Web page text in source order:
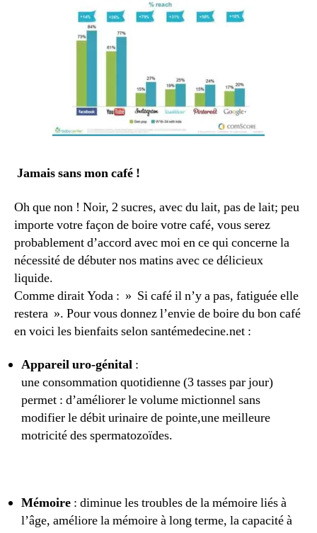
Jamais sans mon café !
Oh que non ! Noir, 2 sucres, avec du lait, pas de lait; peu
importe votre façon de boire votre café, vous serez
probablement d’accord avec moi en ce qui concerne la
nécessité de débuter nos matins avec ce délicieux
liquide.
Comme dirait Yoda : » Si café il n’y a pas, fatiguée elle
restera ». Pour vous donnez l’envie de boire du bon café
en voici les bienfaits selon santémedecine.net :
Appareil uro-génital :
une consommation quotidienne (3 tasses par jour)
permet : d’améliorer le volume mictionnel sans
modifier le débit urinaire de pointe,une meilleure
motricité des spermatozoïdes.
Mémoire : diminue les troubles de la mémoire liés à
l’âge, améliore la mémoire à long terme, la capacité à